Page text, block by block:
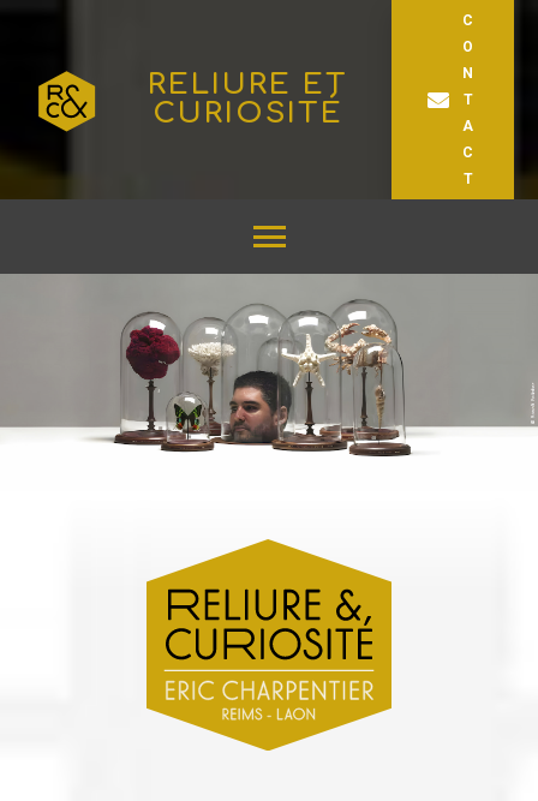
RELIURE ET
CURIOSITÉ
C
O
N
T
A
C
T